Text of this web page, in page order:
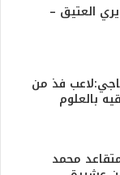
العتيق –
فذ من
بالعلوم
محمد